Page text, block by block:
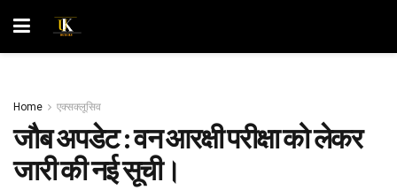
Home एक्सक्लूसिव
जौब अपडेट : वन आरक्षी परीक्षा को लेकर
जारी की नई सूची।